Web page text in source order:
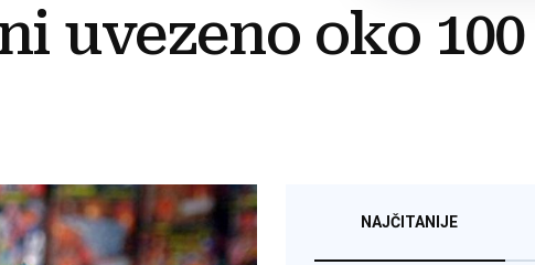
uvezeno oko 100
NAJČITANIJE